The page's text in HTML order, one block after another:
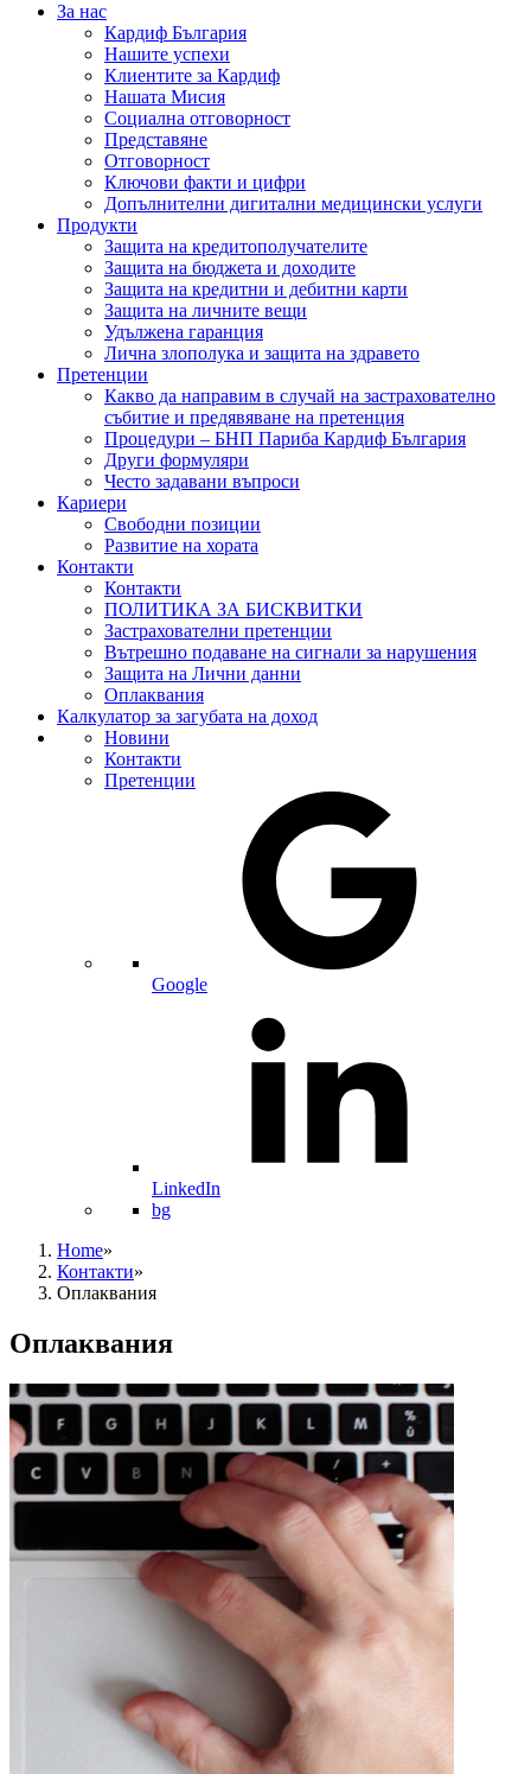
За нас
Кардиф България
Нашите успехи
Клиентите за Кардиф
Нашата Мисия
Социална отговорност
Представяне
Отговорност
Ключови факти и цифри
Допълнителни дигитални медицински услуги
Продукти
Защита на кредитополучателите
Защита на бюджета и доходите
Защита на кредитни и дебитни карти
Защита на личните вещи
Удължена гаранция
Лична злополука и защита на здравето
Претенции
Какво да направим в случай на застрахователно
събитие и предявяване на претенция
Процедури – БНП Париба Кардиф България
Други формуляри
Често задавани въпроси
Кариери
Свободни позиции
Развитие на хората
Контакти
Контакти
ПОЛИТИКА ЗА БИСКВИТКИ
Застрахователни претенции
Вътрешно подаване на сигнали за нарушения
Защита на Лични данни
Оплаквания
Калкулатор за загубата на доход
Новини
Контакти
Претенции
Google
LinkedIn
bg
Home»
Контакти»
Оплаквания
Оплаквания